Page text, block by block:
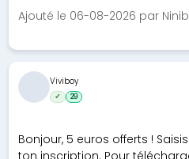
Ajouté le 06-08-2026 par
Bonjour, 5 euros offerts !
ton inscription. Pour
Viviboy
✓ 29